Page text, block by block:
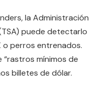
la Administración
puede detectarlo
o perros entrenados.
mínimos de
billetes de dólar.